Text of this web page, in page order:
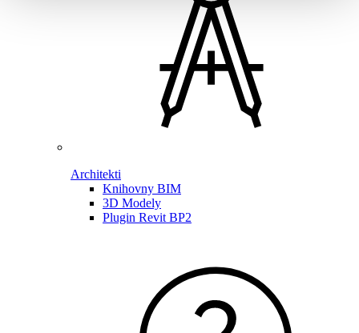
Architekti
Knihovny BIM
3D Modely
Plugin Revit BP2